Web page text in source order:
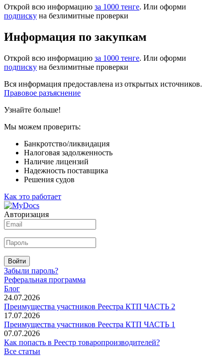
Открой всю информацию за 1000 тенге. Или оформи
подписку на безлимитные проверки
Информация по закупкам
Открой всю информацию за 1000 тенге. Или оформи
подписку на безлимитные проверки
Вся информация предоставлена из открытых источников.
Правовое разъяснение
Узнайте больше!
Мы можем проверить:
Банкротство/ликвидация
Налоговая задолженность
Наличие лицензий
Надежность поставщика
Решения судов
Как это работает
Авторизация
Войти
Забыли пароль?
Реферальная программа
Блог
24.07.2026
Преимущества участников Реестра КТП ЧАСТЬ 2
17.07.2026
Преимущества участников Реестра КТП ЧАСТЬ 1
07.07.2026
Как попасть в Реестр товаропроизводителей?
Все статьи